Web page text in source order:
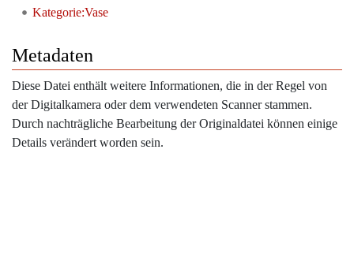
Kategorie:Vase
Metadaten
Diese Datei enthält weitere Informationen, die in der Regel von
der Digitalkamera oder dem verwendeten Scanner stammen.
Durch nachträgliche Bearbeitung der Originaldatei können einige
Details verändert worden sein.